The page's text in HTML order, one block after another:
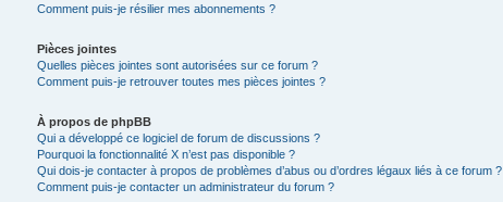
Comment puis-je résilier mes abonnements ?
Pièces jointes
Quelles pièces jointes sont autorisées sur ce forum ?
Comment puis-je retrouver toutes mes pièces jointes ?
À propos de phpBB
Qui a développé ce logiciel de forum de discussions ?
Pourquoi la fonctionnalité X n’est pas disponible ?
Qui dois-je contacter à propos de problèmes d’abus ou d’ordres légaux liés à ce forum ?
Comment puis-je contacter un administrateur du forum ?